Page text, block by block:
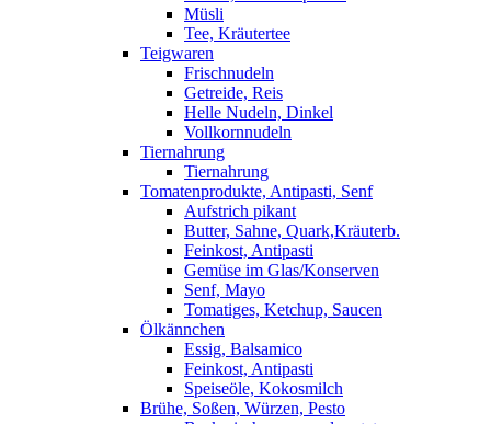
Müsli
Tee, Kräutertee
Teigwaren
Frischnudeln
Getreide, Reis
Helle Nudeln, Dinkel
Vollkornnudeln
Tiernahrung
Tiernahrung
Tomatenprodukte, Antipasti, Senf
Aufstrich pikant
Butter, Sahne, Quark,Kräuterb.
Feinkost, Antipasti
Gemüse im Glas/Konserven
Senf, Mayo
Tomatiges, Ketchup, Saucen
Ölkännchen
Essig, Balsamico
Feinkost, Antipasti
Speiseöle, Kokosmilch
Brühe, Soßen, Würzen, Pesto